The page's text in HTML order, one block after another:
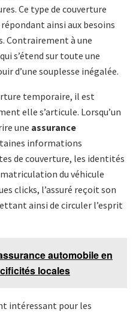
Ce type de couverture
ainsi aux besoins
Contrairement à une
s’étend sur toute une
d’une souplesse inégalée.
temporaire, il est
elle s’articule. Lorsqu’un
une assurance
informations
de couverture, les identités
du véhicule
clicks, l’assuré reçoit son
ainsi de circuler l’esprit
automobile en
locales
intéressant pour les